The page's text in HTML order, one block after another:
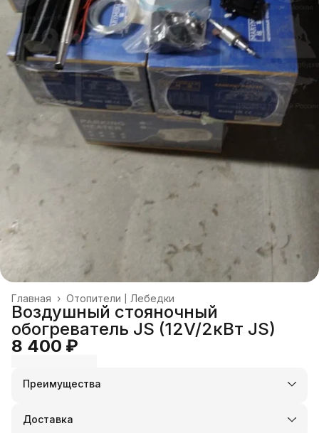
Отопители | Лебедки
Главная ›
Воздушный стояночный
обогреватель JS (12V/2кВт JS)
8 400 ₽
Преимущества
Оплата частями в Сплит
Удобный возврат
Доставка